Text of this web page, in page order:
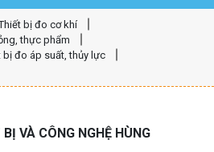
bị đo cơ khí
thực phẩm
bị đo áp suất, thủy lực
VÀ CÔNG NGHỆ HÙNG